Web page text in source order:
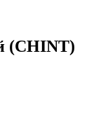
(CHINT)